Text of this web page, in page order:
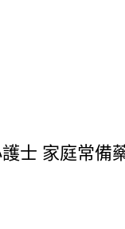
士 家庭常